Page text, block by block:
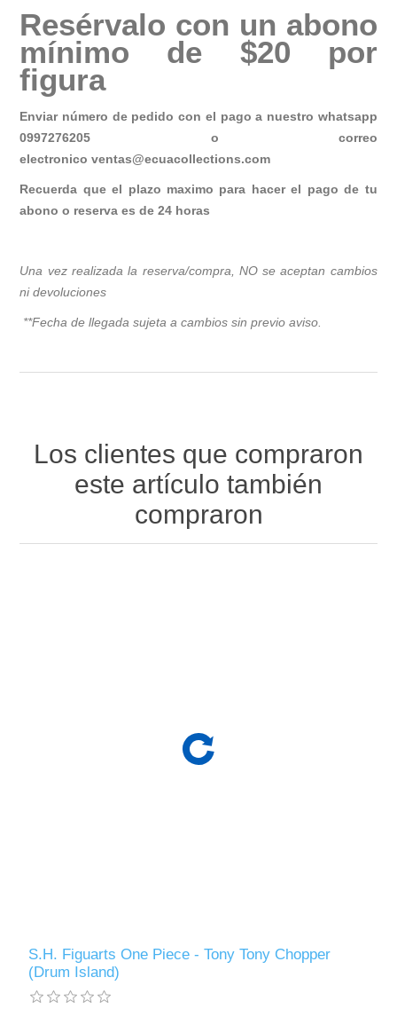
Resérvalo con un abono
mínimo de $20 por
figura
Enviar número de pedido con el pago a nuestro whatsapp
0997276205 o correo
electronicoventas@ecuacollections.com
Recuerda que el plazo maximo para hacer el pago de tu
abono o reserva es de 24 horas
Una vez realizada la reserva/compra, NO se aceptan cambios
ni devoluciones
**Fecha de llegada sujeta a cambios sin previo aviso.
Los clientes que compraron
este artículo también
compraron
S.H. Figuarts One Piece - Tony Tony Chopper
(Drum Island)